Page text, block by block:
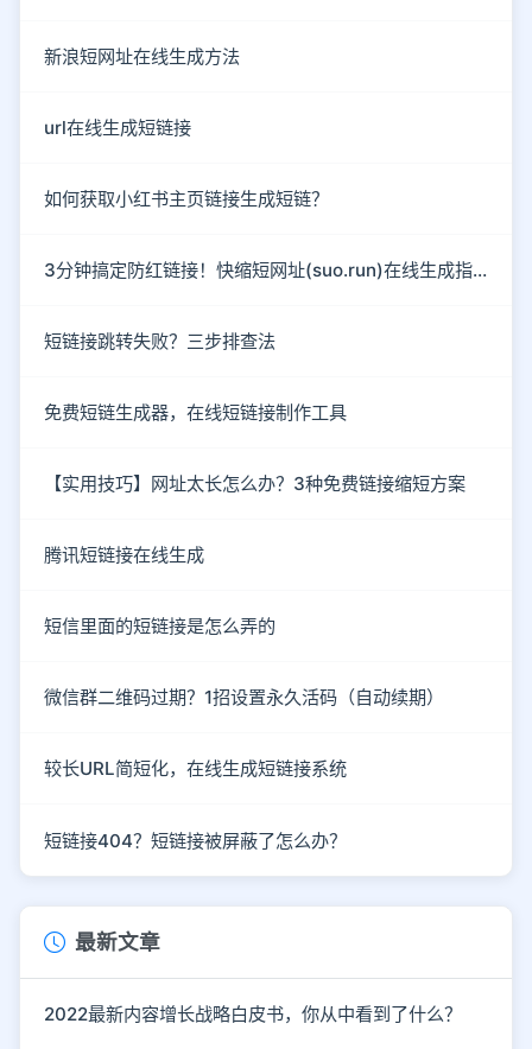
新浪短网址在线生成方法
url在线生成短链接
如何获取小红书主页链接生成短链？
3分钟搞定防红链接！快缩短网址(suo.run)在线生成指南
短链接跳转失败？三步排查法
免费短链生成器，在线短链接制作工具
【实用技巧】网址太长怎么办？3种免费链接缩短方案
腾讯短链接在线生成
短信里面的短链接是怎么弄的
微信群二维码过期？1招设置永久活码（自动续期）
较长URL简短化，在线生成短链接系统
短链接404？短链接被屏蔽了怎么办？
最新文章
2022最新内容增长战略白皮书，你从中看到了什么？